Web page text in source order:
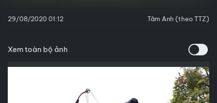
29/08/2020 01:12 Tâm Anh (theo TTZ)
Xem toàn bộ ảnh